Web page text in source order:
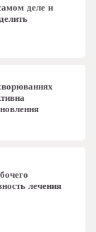
деле и
лечения